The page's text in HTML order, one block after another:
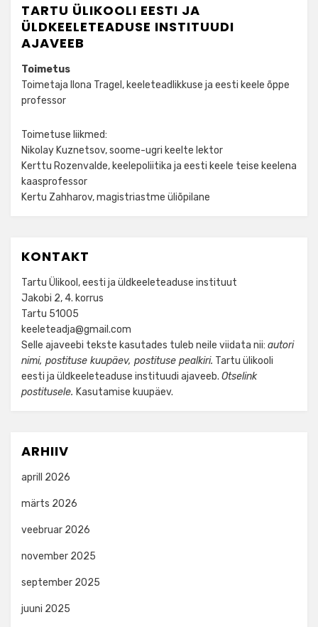
TARTU ÜLIKOOLI EESTI JA
ÜLDKEELETEADUSE INSTITUUDI
AJAVEEB
Toimetus
Toimetaja Ilona Tragel, keeleteadlikkuse ja eesti keele õppe
professor
Toimetuse liikmed:
Nikolay Kuznetsov, soome-ugri keelte lektor
Kerttu Rozenvalde, keelepoliitika ja eesti keele teise keelena
kaasprofessor
Kertu Zahharov, magistriastme üliõpilane
KONTAKT
Tartu Ülikool, eesti ja üldkeeleteaduse instituut
Jakobi 2, 4. korrus
Tartu 51005
keeleteadja@gmail.com
Selle ajaveebi tekste kasutades tuleb neile viidata nii: autori
nimi, postituse kuupäev, postituse pealkiri. Tartu ülikooli
eesti ja üldkeeleteaduse instituudi ajaveeb. Otselink
postitusele. Kasutamise kuupäev.
ARHIIV
aprill 2026
märts 2026
veebruar 2026
november 2025
september 2025
juuni 2025